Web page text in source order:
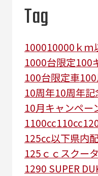
Tag
100010000ｋｍ
1000台限定100
100台限定車
10周年10周年記
10月キャンペー
1100cc110cc
125㏄以下県内
125ｃｃスクー
1290 SUPER